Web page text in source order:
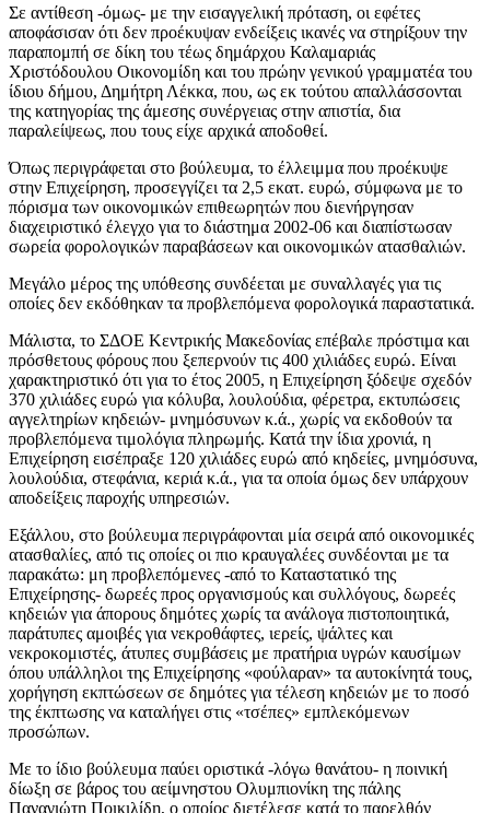
Σε αντίθεση -όμως- με την εισαγγελική πρόταση, οι εφέτες
αποφάσισαν ότι δεν προέκυψαν ενδείξεις ικανές να στηρίξουν την
παραπομπή σε δίκη του τέως δημάρχου Καλαμαριάς
Χριστόδουλου Οικονομίδη και του πρώην γενικού γραμματέα του
ίδιου δήμου, Δημήτρη Λέκκα, που, ως εκ τούτου απαλλάσσονται
της κατηγορίας της άμεσης συνέργειας στην απιστία, δια
παραλείψεως, που τους είχε αρχικά αποδοθεί.
Όπως περιγράφεται στο βούλευμα, το έλλειμμα που προέκυψε
στην Επιχείρηση, προσεγγίζει τα 2,5 εκατ. ευρώ, σύμφωνα με το
πόρισμα των οικονομικών επιθεωρητών που διενήργησαν
διαχειριστικό έλεγχο για το διάστημα 2002-06 και διαπίστωσαν
σωρεία φορολογικών παραβάσεων και οικονομικών ατασθαλιών.
Μεγάλο μέρος της υπόθεσης συνδέεται με συναλλαγές για τις
οποίες δεν εκδόθηκαν τα προβλεπόμενα φορολογικά παραστατικά.
Μάλιστα, το ΣΔΟΕ Κεντρικής Μακεδονίας επέβαλε πρόστιμα και
πρόσθετους φόρους που ξεπερνούν τις 400 χιλιάδες ευρώ. Είναι
χαρακτηριστικό ότι για το έτος 2005, η Επιχείρηση ξόδεψε σχεδόν
370 χιλιάδες ευρώ για κόλυβα, λουλούδια, φέρετρα, εκτυπώσεις
αγγελτηρίων κηδειών- μνημόσυνων κ.ά., χωρίς να εκδοθούν τα
προβλεπόμενα τιμολόγια πληρωμής. Κατά την ίδια χρονιά, η
Επιχείρηση εισέπραξε 120 χιλιάδες ευρώ από κηδείες, μνημόσυνα,
λουλούδια, στεφάνια, κεριά κ.ά., για τα οποία όμως δεν υπάρχουν
αποδείξεις παροχής υπηρεσιών.
Εξάλλου, στο βούλευμα περιγράφονται μία σειρά από οικονομικές
ατασθαλίες, από τις οποίες οι πιο κραυγαλέες συνδέονται με τα
παρακάτω: μη προβλεπόμενες -από το Καταστατικό της
Επιχείρησης- δωρεές προς οργανισμούς και συλλόγους, δωρεές
κηδειών για άπορους δημότες χωρίς τα ανάλογα πιστοποιητικά,
παράτυπες αμοιβές για νεκροθάφτες, ιερείς, ψάλτες και
νεκροκομιστές, άτυπες συμβάσεις με πρατήρια υγρών καυσίμων
όπου υπάλληλοι της Επιχείρησης «φούλαραν» τα αυτοκίνητά τους,
χορήγηση εκπτώσεων σε δημότες για τέλεση κηδειών με το ποσό
της έκπτωσης να καταλήγει στις «τσέπες» εμπλεκόμενων
προσώπων.
Με το ίδιο βούλευμα παύει οριστικά -λόγω θανάτου- η ποινική
δίωξη σε βάρος του αείμνηστου Ολυμπιονίκη της πάλης
Παναγιώτη Ποικιλίδη, ο οποίος διετέλεσε κατά το παρελθόν